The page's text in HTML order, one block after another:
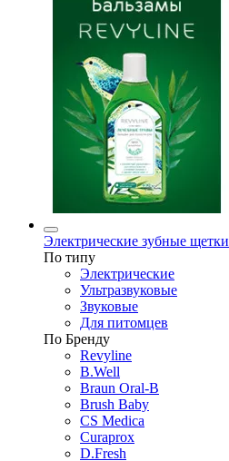
Электрические зубные щетки
По типу
Электрические
Ультразвуковые
Звуковые
Для питомцев
По Бренду
Revyline
B.Well
Braun Oral-B
Brush Baby
CS Medica
Curaprox
D.Fresh